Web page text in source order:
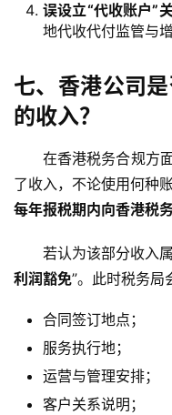
误设立“代收账户”
地代收代付监管与
七、香港公司
的收入？
在香港税务合规方
了收入，不论使用何种
每年报税期内向香港税
若认为该部分收入
利润豁免”。此时税务局
合同签订地点；
服务执行地；
运营与管理安排；
客户关系说明；